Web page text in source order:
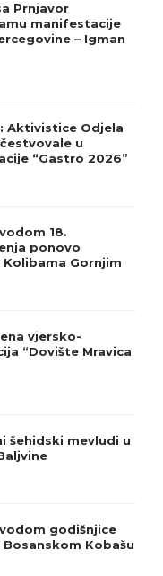
Prnjavor
manifestacije
– Igman
Aktivistice Odjela
u
“Gastro 2026”
18.
ponovo
Gornjim
vjersko-
“Dovište Mravica
šehidski mevludi u
godišnjice
Kobašu